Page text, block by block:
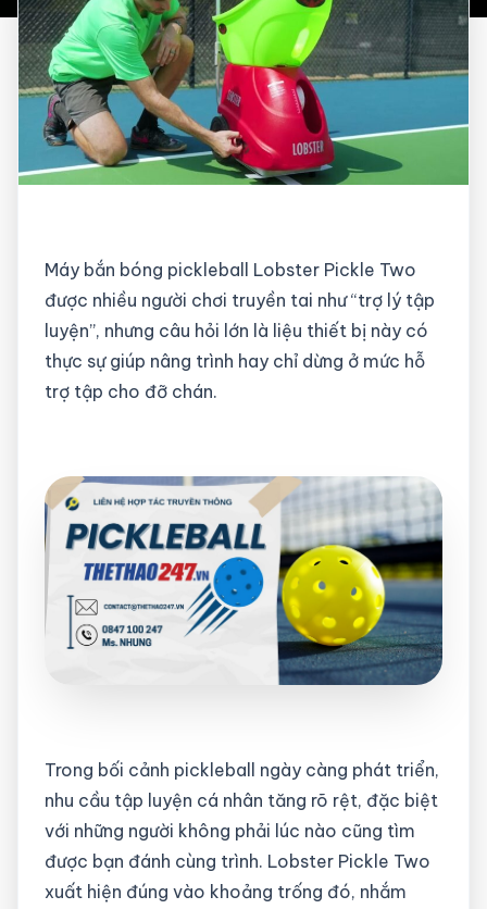
Máy bắn bóng pickleball Lobster Pickle Two
được nhiều người chơi truyền tai như “trợ lý tập
luyện”, nhưng câu hỏi lớn là liệu thiết bị này có
thực sự giúp nâng trình hay chỉ dừng ở mức hỗ
trợ tập cho đỡ chán.
Trong bối cảnh pickleball ngày càng phát triển,
nhu cầu tập luyện cá nhân tăng rõ rệt, đặc biệt
với những người không phải lúc nào cũng tìm
được bạn đánh cùng trình. Lobster Pickle Two
xuất hiện đúng vào khoảng trống đó, nhắm